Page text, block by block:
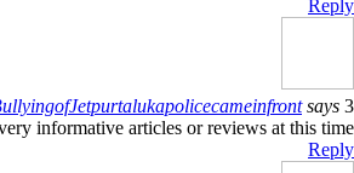
Reply
says 3 سنوات ago
informative articles or reviews at this time.
Reply